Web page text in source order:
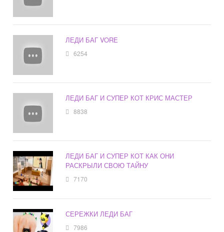
ЛЕДИ БАГ VORE
6254
ЛЕДИ БАГ И СУПЕР КОТ КРИС МАСТЕР
8838
ЛЕДИ БАГ И СУПЕР КОТ КАК ОНИ
РАСКРЫЛИ СВОЮ ТАЙНУ
7170
СЕРЕЖКИ ЛЕДИ БАГ
7986